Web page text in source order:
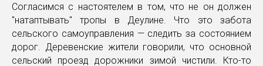
Согласимся с настоятелем в том, что не он должен
"натаптывать" тропы в Деулине. Что это забота
сельского самоуправления — следить за состоянием
дорог. Деревенские жители говорили, что основной
сельский проезд дорожники зимой чистили. Кто-то